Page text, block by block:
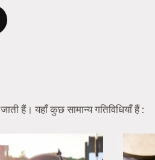
हैं। यहाँ कुछ सामान्य गतिविधियाँ हैं :